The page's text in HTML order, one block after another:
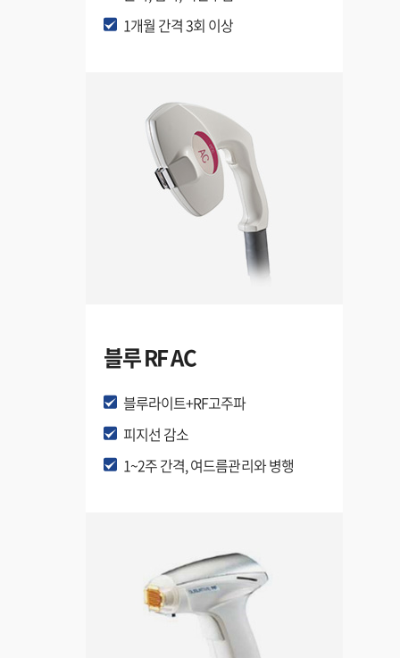
1개월 간격 3회 이상
블루 RF AC
블루라이트+RF고주파
피지선 감소
1~2주 간격, 여드름관리와 병행